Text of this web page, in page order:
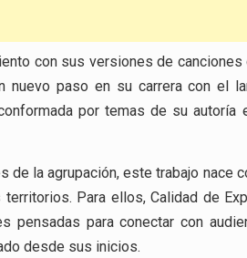
con sus versiones de
nuevo paso en su carrera con el
por temas de su
de la agrupación, este trabajo
Para ellos, Calidad de
pensadas para conectar con
desde sus inicios.